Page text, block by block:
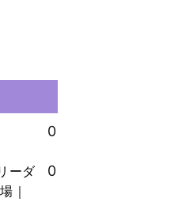
0
ーダ
｜
0